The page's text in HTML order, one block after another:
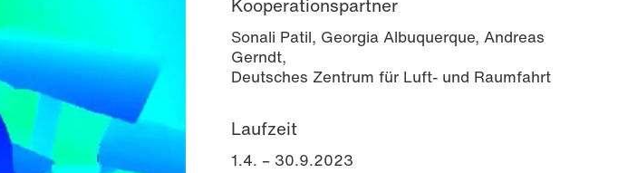
Kooperationspartner
Sonali Patil, Georgia Albuquerque, Andreas
Gerndt,
Deutsches Zentrum für Luft- und Raumfahrt
Laufzeit
1.4. – 30.9.2023